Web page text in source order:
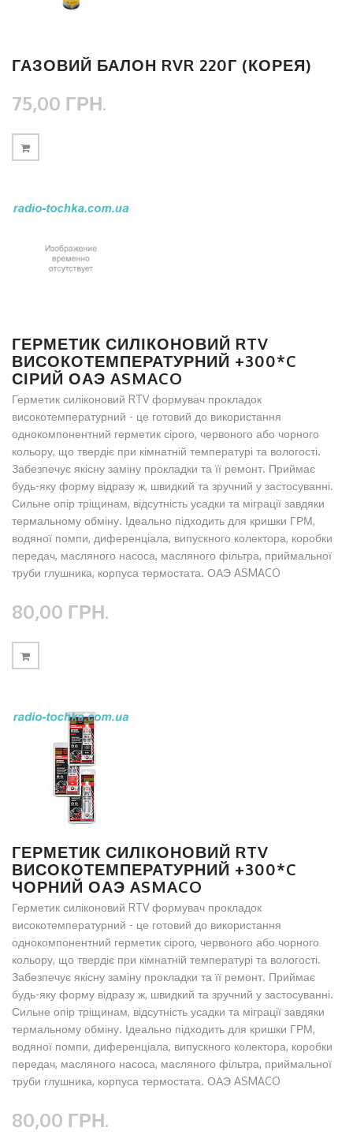
ГАЗОВИЙ БАЛОН RVR 220Г (КОРЕЯ)
75,00 ГРН.
ГЕРМЕТИК СИЛІКОНОВИЙ RTV
ВИСОКОТЕМПЕРАТУРНИЙ +300*C
СІРИЙ ОАЭ ASMACO
Герметик силіконовий RTV формувач прокладок
високотемпературний - це готовий до використання
однокомпонентний герметик сірого, червоного або чорного
кольору, що твердіє при кімнатній температурі та вологості.
Забезпечує якісну заміну прокладки та її ремонт. Приймає
будь-яку форму відразу ж, швидкий та зручний у застосуванні.
Сильне опір тріщинам, відсутність усадки та міграції завдяки
термальному обміну. Ідеально підходить для кришки ГРМ,
водяної помпи, диференціала, випускного колектора, коробки
передач, масляного насоса, масляного фільтра, приймальної
труби глушника, корпуса термостата. ОАЭ ASMACO
80,00 ГРН.
ГЕРМЕТИК СИЛІКОНОВИЙ RTV
ВИСОКОТЕМПЕРАТУРНИЙ +300*C
ЧОРНИЙ ОАЭ ASMACO
Герметик силіконовий RTV формувач прокладок
високотемпературний - це готовий до використання
однокомпонентний герметик сірого, червоного або чорного
кольору, що твердіє при кімнатній температурі та вологості.
Забезпечує якісну заміну прокладки та її ремонт. Приймає
будь-яку форму відразу ж, швидкий та зручний у застосуванні.
Сильне опір тріщинам, відсутність усадки та міграції завдяки
термальному обміну. Ідеально підходить для кришки ГРМ,
водяної помпи, диференціала, випускного колектора, коробки
передач, масляного насоса, масляного фільтра, приймальної
труби глушника, корпуса термостата. ОАЭ ASMACO
80,00 ГРН.